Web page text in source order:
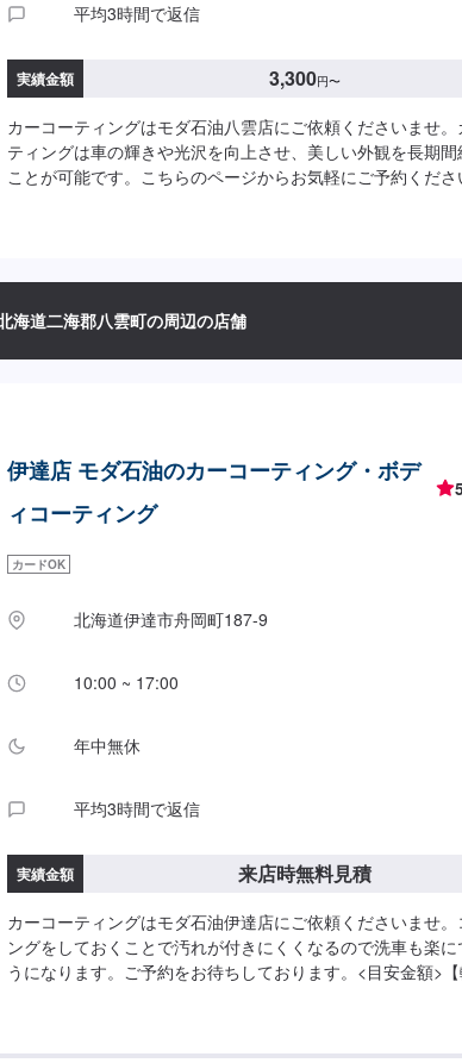
平均3時間で返信
実績金額 3,300円〜
カーコーティングはモダ石油八雲店にご依頼くださいませ。
ティングは車の輝きや光沢を向上させ、美しい外観を長期間
ことが可能です。こちらのページからお気軽にご予約くださ
海道二海郡八雲町の周辺の店舗
伊達店 モダ石油のカーコーティング・ボデ
ィコーティング
カードOK
北海道伊達市舟岡町187-9
10:00 ~ 17:00
年中無休
平均3時間で返信
実績金額 来店時無料見積
カーコーティングはモダ石油伊達店にご依頼くださいませ。
ングをしておくことで汚れが付きにくくなるので洗車も楽に
うになります。ご予約をお待ちしております。<目安金額>